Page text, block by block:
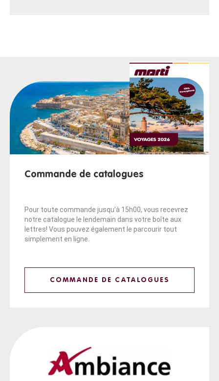
Commande de catalogues
Pour toute commande jusqu'à 15h00, vous recevrez
notre catalogue le lendemain dans votre boîte aux
lettres! Vous pouvez également le parcourir tout
simplement en ligne.
COMMANDE DE CATALOGUES